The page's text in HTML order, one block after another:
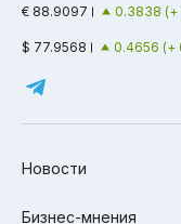
€ 88.9097 0.3838 (+
$ 77.9568 0.4656 (+
Новости
Бизнес-мнения